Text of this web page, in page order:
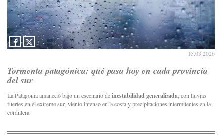
15.03.2026
Tormenta patagónica: qué pasa hoy en cada provincia
del sur
La Patagonia amaneció bajo un escenario de inestabilidad generalizada,con lluvias
fuertes en el extremo sur, viento intenso en la costa y precipitaciones intermitentes en la
cordillera.